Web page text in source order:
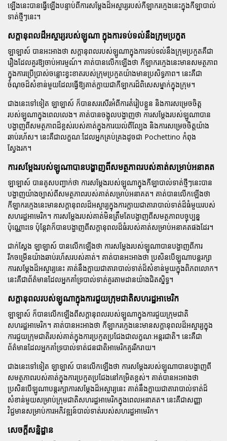
ឡើងនេះបានធ្វើឡើងបន្ទាប់ពីការសម្តែងដ៏អស្ចារ្យរបស់កីឡាករក្មេងនេះក្នុងកីឡាបាល់
ទាត់ថ្មីៗនេះ។
សក្តានុពលដ៏អស្ចារ្យរបស់ឡូណា ក្នុងការទប់ទល់នឹងក្រុមប្រកួត
ឡាឡាស៍ បានអះអាងថា សក្តានុពលរបស់ឡូណាក្នុងការទប់ទល់នឹងក្រុមប្រកួតគឺជា
រឿងដែលគួរឱ្យចាប់អារម្មណ៍។ គាត់បានលើកឡើងថា កីឡាករក្មេងនេះមានសមត្ថភាព
ក្នុងការប្រើប្រាស់ចន្លោះខ្វះខាតរបស់ក្រុមប្រកួតយ៉ាងមានប្រសិទ្ធភាព។ នេះគឺជា
ចំណុចដ៏សំខាន់មួយដែលធ្វើឱ្យគាត់ក្លាយជាកីឡាករដ៏ពិសេសម្នាក់ក្នុងក្រុម។
ជាងនេះទៅទៀត ឡាឡាស៍ ក៏បានសរសើរអំពីការតំរៀបខ្លួន និងការសម្រេចចិត្ត
របស់ឡូណាក្នុងពេលលេង។ គាត់បានចង្អុលបង្ហាញថា ការសម្តែងរបស់ឡូណាបាន
បង្ហាញពីសមត្ថភាពដ៏ខ្ពស់របស់គាត់ក្នុងការយល់ពីល្បែង និងការសម្រេចចិត្តយ៉ាង
ឆាប់រហ័ស។ នេះគឺជាលក្ខណៈដែលអ្នកគ្រប់គ្រងដូចជា Pochettino កំពុង
ស្វែងរក។
ការសម្តែងរបស់ឡូណាបានបង្ហាញពីសមត្ថភាពរបស់គាត់សម្រាប់អនាគត
ឡាឡាស៍ បានគូសបញ្ជាក់ថា ការសម្តែងរបស់ឡូណាក្នុងកីឡាបាល់ទាត់ថ្មីៗនេះបាន
បង្ហាញយ៉ាងច្បាស់ពីសមត្ថភាពរបស់គាត់សម្រាប់អនាគត។ គាត់បានលើកឡើងថា
កីឡាករក្មេងនេះមានសក្តានុពលដ៏អស្ចារ្យក្នុងការក្លាយជាតារាបាល់ទាត់ដ៏ធំមួយរបស់
សហរដ្ឋអាមេរិក។ ការសម្តែងរបស់គាត់មិនត្រឹមតែបង្ហាញពីសមត្ថភាពបច្ចុប្បន្ន
ប៉ុណ្ណោះទេ ប៉ុន្តែវាក៏បានបង្ហាញពីសក្តានុពលដ៏ធំរបស់គាត់សម្រាប់អនាគតផងដែរ។
ជាក់ស្តែង ឡាឡាស៍ បានលើកឡើងថា ការសម្តែងរបស់ឡូណាបានបង្ហាញពីការ
រីកចម្រើនយ៉ាងឆាប់រហ័សរបស់គាត់។ គាត់បានអះអាងថា ប្រសិនបើឡូណាបន្តរក្សា
ការសម្តែងដ៏អស្ចារ្យនេះ គាត់នឹងក្លាយជាតារាបាល់ទាត់ដ៏សំខាន់មួយក្នុងពិភពលោក។
នេះគឺជាព័ត៌មានដែលអ្នកគាំទ្របាល់ទាត់គួរតាមដានយ៉ាងជិតស្និទ្ធ។
សក្តានុពលរបស់ឡូណាក្នុងការជួយក្រុមជាតិសហរដ្ឋអាមេរិក
ឡាឡាស៍ ក៏បានលើកឡើងពីសក្តានុពលរបស់ឡូណាក្នុងការជួយក្រុមជាតិ
សហរដ្ឋអាមេរិក។ គាត់បានអះអាងថា កីឡាករក្មេងនេះមានសក្តានុពលដ៏អស្ចារ្យក្នុង
ការជួយក្រុមជាតិរបស់គាត់ក្នុងការប្រកួតប្រជែងជាលក្ខណៈអន្តរជាតិ។ នេះគឺជា
ព័ត៌មានដែលអ្នកគាំទ្របាល់ទាត់ជនជាតិអាមេរិកគួររីករាយ។
ជាងនេះទៅទៀត ឡាឡាស៍ បានលើកឡើងថា ការសម្តែងរបស់ឡូណាបានបង្ហាញពី
សមត្ថភាពរបស់គាត់ក្នុងការប្រកួតប្រជែងនៅកម្រិតខ្ពស់។ គាត់បានអះអាងថា
ប្រសិនបើឡូណាបន្តរក្សាការសម្តែងដ៏អស្ចារ្យនេះ គាត់នឹងក្លាយជាតារាបាល់ទាត់ដ៏
សំខាន់មួយសម្រាប់ក្រុមជាតិសហរដ្ឋអាមេរិកក្នុងពេលអនាគត។ នេះគឺជាសញ្ញា
វិជ្ជមានសម្រាប់ការអភិវឌ្ឍន៍បាល់ទាត់របស់សហរដ្ឋអាមេរិក។
សេចក្តីសន្និដ្ឋាន